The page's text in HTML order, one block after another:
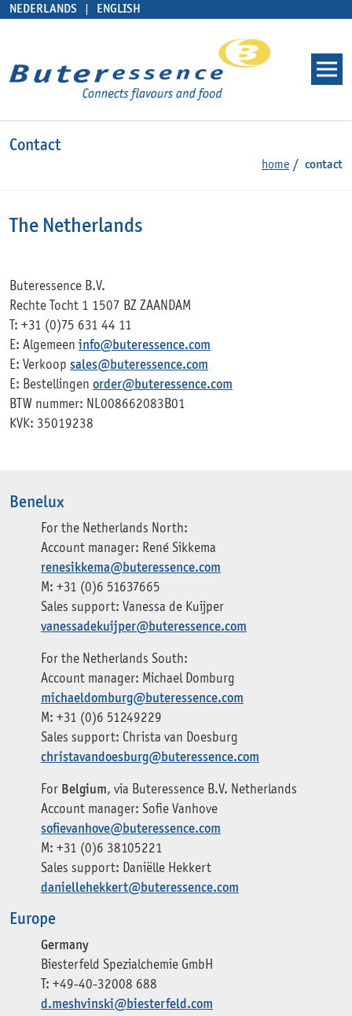
NEDERLANDS ENGLISH
Contact
home contact
The Netherlands
Buteressence B.V.
Rechte Tocht 1 1507 BZ ZAANDAM
T: +31 (0)75 631 44 11
E: Algemeen info@buteressence.com
E: Verkoop sales@buteressence.com
E: Bestellingen order@buteressence.com
BTW nummer: NL008662083B01
KVK: 35019238
Benelux
For the Netherlands North:
Account manager: René Sikkema
renesikkema@buteressence.com
M: +31 (0)6 51637665
Sales support: Vanessa de Kuijper
vanessadekuijper@buteressence.com
For the Netherlands South:
Account manager: Michael Domburg
michaeldomburg@buteressence.com
M: +31 (0)6 51249229
Sales support: Christa van Doesburg
christavandoesburg@buteressence.com
For Belgium, via Buteressence B.V. Netherlands
Account manager: Sofie Vanhove
sofievanhove@buteressence.com
M: +31 (0)6 38105221
Sales support: Daniëlle Hekkert
daniellehekkert@buteressence.com
Europe
Germany
Biesterfeld Spezialchemie GmbH
T: +49-40-32008 688
d.meshvinski@biesterfeld.com